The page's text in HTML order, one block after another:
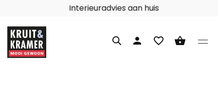
Interieuradvies aan huis
person favorite_border shopping_basket